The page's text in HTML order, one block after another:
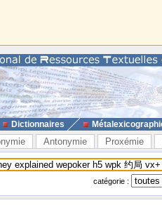
Dictionnaires
Antonymie Proxémie
catégorie :